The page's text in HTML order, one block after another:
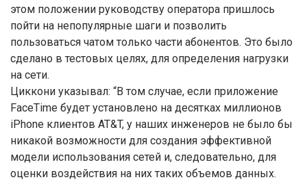
этом положении руководству оператора пришлось
пойти на непопулярные шаги и позволить
пользоваться чатом только части абонентов. Это было
сделано в тестовых целях, для определения нагрузки
на сети.
Циккони указывал: “В том случае, если приложение
FaceTime будет установлено на десятках миллионов
iPhone клиентов AT&T, у наших инженеров не было бы
никакой возможности для создания эффективной
модели использования сетей и, следовательно, для
оценки воздействия на них таких объемов данных.